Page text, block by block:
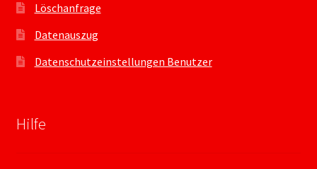
Löschanfrage
Datenauszug
Datenschutzeinstellungen Benutzer
Hilfe